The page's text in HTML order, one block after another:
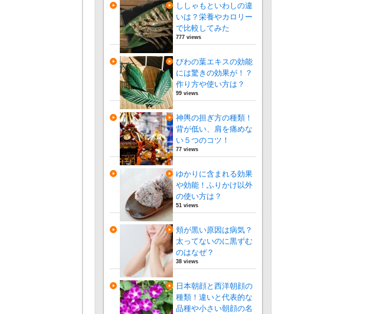
ししゃもといわしの違
いは？栄養やカロリー
で比較してみた
777 views
びわの葉エキスの効能
には驚きの効果が！？
作り方や使い方は？
99 views
神輿の担ぎ方の種類！
背が低い、肩を痛めな
い５つのコツ！
77 views
ゆかりに含まれる効果
や効能！ふりかけ以外
の使い方は？
51 views
頬が黒い原因は病気？
太ってないのに黒ずむ
のはなぜ？
38 views
日本朝顔と西洋朝顔の
種類！違いと代表的な
品種や小さい朝顔の名